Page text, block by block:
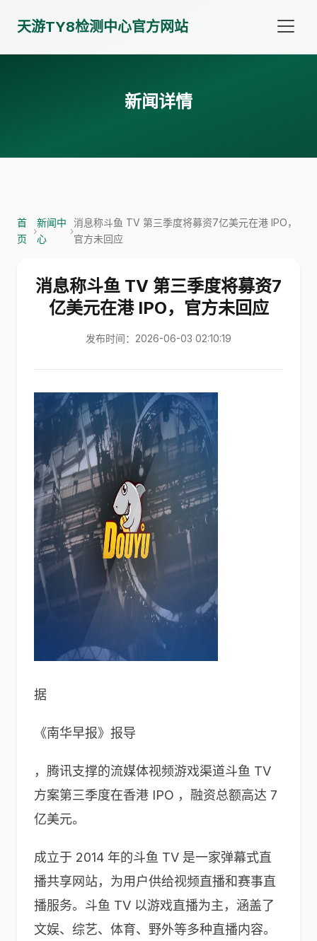
天游TY8检测中心官方网站
新闻详情
首
页
›
新闻中
心
›
消息称斗鱼 TV 第三季度将募资7亿美元在港 IPO，
官方未回应
消息称斗鱼 TV 第三季度将募资7
亿美元在港 IPO，官方未回应
发布时间：2026-06-03 02:10:19
据
《南华早报》报导
， 腾讯支撑的流媒体视频游戏渠道斗鱼 TV
方案第三季度在香港 IPO ，融资总额高达 7
亿美元。
成立于 2014 年的斗鱼 TV 是一家弹幕式直
播共享网站，为用户供给视频直播和赛事直
播服务。斗鱼 TV 以游戏直播为主，涵盖了
文娱、综艺、体育、野外等多种直播内容。